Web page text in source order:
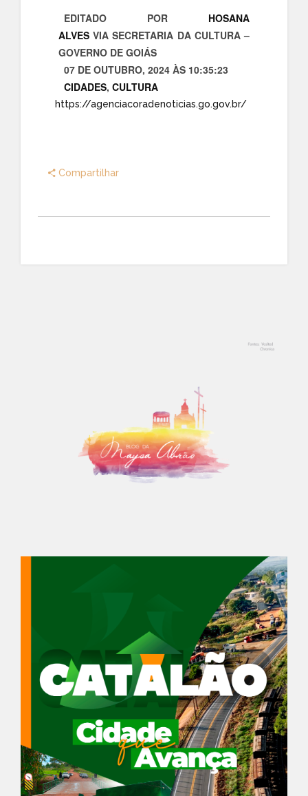
EDITADO POR HOSANA
ALVES VIASECRETARIA DA CULTURA –
GOVERNO DE GOIÁS
07 DE OUTUBRO, 2024 ÀS 10:35:23
CIDADES, CULTURA
https://agenciacoradenoticias.go.gov.br/
Compartilhar